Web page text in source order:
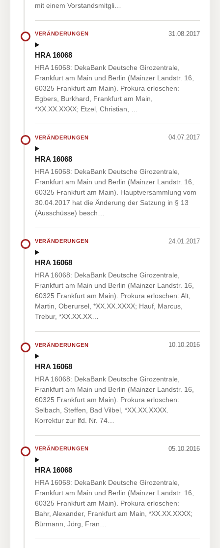
mit einem Vorstandsmitgli…
VERÄNDERUNGEN 31.08.2017
HRA 16068
HRA 16068: DekaBank Deutsche Girozentrale,
Frankfurt am Main und Berlin (Mainzer Landstr. 16,
60325 Frankfurt am Main). Prokura erloschen:
Egbers, Burkhard, Frankfurt am Main,
*XX.XX.XXXX; Etzel, Christian, …
VERÄNDERUNGEN 04.07.2017
HRA 16068
HRA 16068: DekaBank Deutsche Girozentrale,
Frankfurt am Main und Berlin (Mainzer Landstr. 16,
60325 Frankfurt am Main). Hauptversammlung vom
30.04.2017 hat die Änderung der Satzung in § 13
(Ausschüsse) besch…
VERÄNDERUNGEN 24.01.2017
HRA 16068
HRA 16068: DekaBank Deutsche Girozentrale,
Frankfurt am Main und Berlin (Mainzer Landstr. 16,
60325 Frankfurt am Main). Prokura erloschen: Alt,
Martin, Oberursel, *XX.XX.XXXX; Hauf, Marcus,
Trebur, *XX.XX.XX…
VERÄNDERUNGEN 10.10.2016
HRA 16068
HRA 16068: DekaBank Deutsche Girozentrale,
Frankfurt am Main und Berlin (Mainzer Landstr. 16,
60325 Frankfurt am Main). Prokura erloschen:
Selbach, Steffen, Bad Vilbel, *XX.XX.XXXX.
Korrektur zur lfd. Nr. 74…
VERÄNDERUNGEN 05.10.2016
HRA 16068
HRA 16068: DekaBank Deutsche Girozentrale,
Frankfurt am Main und Berlin (Mainzer Landstr. 16,
60325 Frankfurt am Main). Prokura erloschen:
Bahr, Alexander, Frankfurt am Main, *XX.XX.XXXX;
Bürmann, Jörg, Fran…